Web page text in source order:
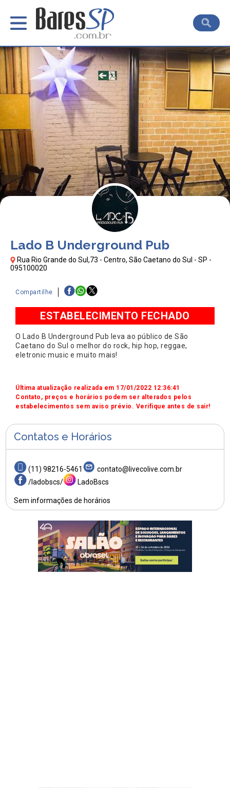
Lado B Underground Pub
Rua Rio Grande do Sul,73 - Centro, São Caetano do Sul - SP -
095100020
Compartilhe
ESTABELECIMENTO FECHADO
O Lado B Underground Pub leva ao público de São
Caetano do Sul o melhor do rock, hip hop, reggae,
eletronic music e muito mais!
Última atualização realizada em 17/01/2022 12:36:41
Contato, preços e horários podem ser alterados pelos
estabelecimentos sem aviso prévio. Verifique antes de sair!
Contatos e Horários
(11) 98216-5461
contato@livecolive.com.br
/ladobscs/
LadoBscs
Sem informações de horários